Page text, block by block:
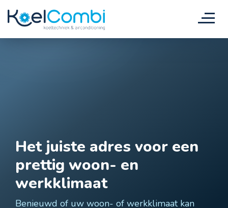
Het juiste adres voor een
prettig woon- en
werkklimaat
Benieuwd of uw woon- of werkklimaat kan